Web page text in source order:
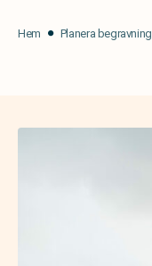
Hem Planera begravning